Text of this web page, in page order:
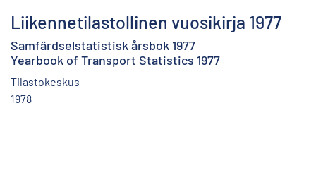
Liikennetilastollinen vuosikirja 1977
Samfärdselstatistisk årsbok 1977
Yearbook of Transport Statistics 1977
Tilastokeskus
1978